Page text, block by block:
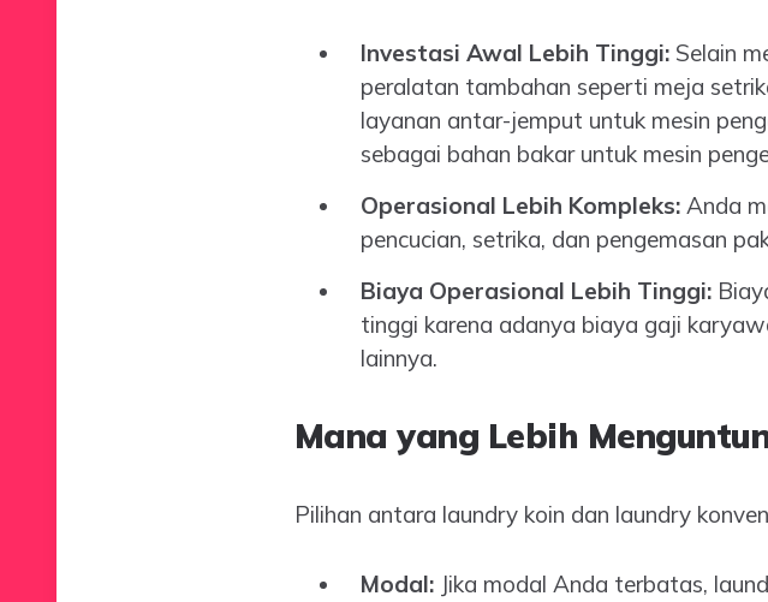
Investasi Awal Lebih Tinggi:Selain
peralatan tambahan seperti meja
layanan antar-jemput untuk mesin
sebagai bahan bakar untuk mesin
Operasional Lebih Kompleks:Anda
pencucian, setrika, dan pengemasan
Biaya Operasional Lebih Tinggi:
tinggi karena adanya biaya gaji
lainnya.
Mana yang Lebih
Pilihan antara laundry koin dan laundry
Modal:Jika modal Anda terbatas,